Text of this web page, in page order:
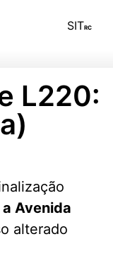
SITRC
L220:
Avenida
alterado